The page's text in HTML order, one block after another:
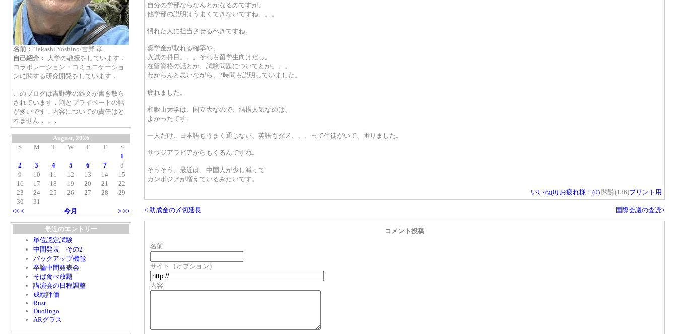
名前： Takashi Yoshino/吉野 孝
自己紹介： 大学の教授をしています．
コラボレーション・コミュニケーショ
ンに関する研究開発をしています．
このブログは吉野孝の雑文が書き散ら
されています．割とプライベートの話
が多いです．内容についての責任はと
れません．．．
August, 2026
S
M T W T F
S
1
2
3 4 5 6 7
8
9
10 11 12 13 14
15
16
17 18 19 20 21
22
23
24 25 26 27 28
29
30
31
<< < 今月 > >>
最近のエントリー
単位認定試験
中間発表 その2
バックアップ機能
卒論中間発表会
そば食べ放題
講演会の日程調整
成績評価
Rust
Duolingo
ARグラス
自分の学部ならなんとかなるのですが、
他学部の説明はうまくできないですね。。。
慣れた人に担当させるべきですね。
奨学金が取れる確率や、
入試の科目。。。それも留学生向けだし。
在留資格の話とか、試験問題についてとか。。。
わからんと思いながら、2時間も説明していました。
疲れました。
和歌山大学は、国立大なので、結構人気なのは、
よかったです。
一人だけ、日本語もうまく通じない、英語もダメ、、、って生徒がいて、困りました。
サウジアラビアからもくるんですね。
そうそう、最近は、中国人が少し減って
カンボジアが増えているみたいです。
いいね(0) お疲れ様！(0) 閲覧(136)プリント用
< 助成金の〆切延長 国際会議の査読>
コメント投稿
名前
サイト（オプション）
内容